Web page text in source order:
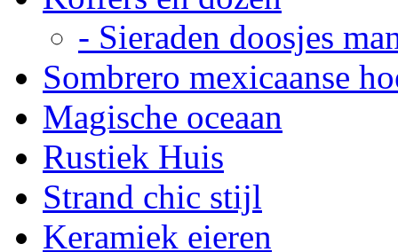
- Sieraden doosjes
Sombrero mexicaanse
Magische oceaan
Rustiek Huis
Strand chic stijl
Keramiek eieren